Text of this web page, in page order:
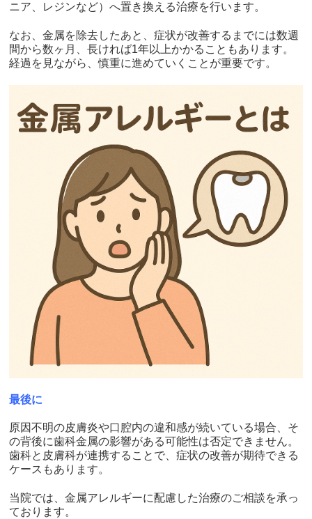
ニア、レジンなど）へ置き換える治療を行います。
なお、金属を除去したあと、症状が改善するまでには数週
間から数ヶ月、長ければ1年以上かかることもあります。
経過を見ながら、慎重に進めていくことが重要です。
最後に
原因不明の皮膚炎や口腔内の違和感が続いている場合、そ
の背後に歯科金属の影響がある可能性は否定できません。
歯科と皮膚科が連携することで、症状の改善が期待できる
ケースもあります。
当院では、金属アレルギーに配慮した治療のご相談を承っ
ております。